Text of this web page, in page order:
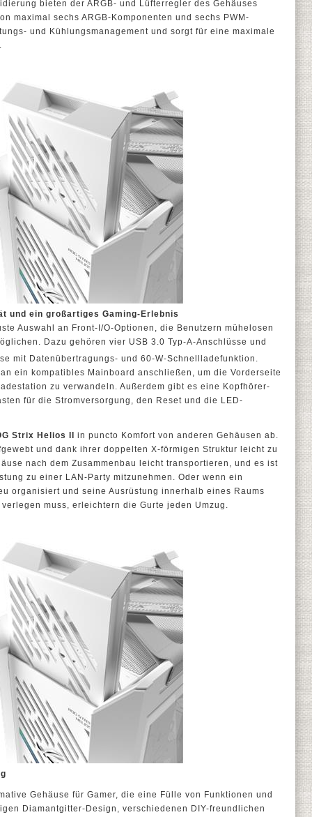
bieten der ARGB- und Lüfterregler des Gehäuses
maximal sechs ARGB-Komponenten und sechs PWM-
und Kühlungsmanagement und sorgt für eine maximale
und ein großartiges Gaming-Erlebnis
Auswahl an Front-I/O-Optionen, die Benutzern mühelosen
Dazu gehören vier USB 3.0 Typ-A-Anschlüsse und
mit Datenübertragungs- und 60-W-Schnellladefunktion.
ein kompatibles Mainboard anschließen, um die Vorderseite
zu verwandeln. Außerdem gibt es eine Kopfhörer-
für die Stromversorgung, den Reset und die LED-
Strix Helios II
in puncto Komfort von anderen Gehäusen ab.
und dank ihrer doppelten X-förmigen Struktur leicht zu
nach dem Zusammenbau leicht transportieren, und es ist
zu einer LAN-Party mitzunehmen. Oder wenn ein
organisiert und seine Ausrüstung innerhalb eines Raums
muss, erleichtern die Gurte jeden Umzug.
Gehäuse für Gamer, die eine Fülle von Funktionen und
Diamantgitter-Design, verschiedenen DIY-freundlichen